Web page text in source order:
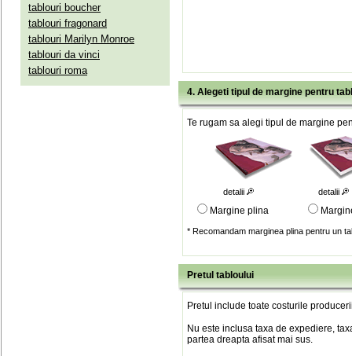
tablouri boucher
tablouri fragonard
tablouri Marilyn Monroe
tablouri da vinci
tablouri roma
4. Alegeti tipul de margine pentru
Te rugam sa alegi tipul de margine
detalii detalii
Margine plina
* Recomandam marginea plina pentru un
Pretul tabloului
Pretul include toate costurile
Nu este inclusa taxa de expediere,
partea dreapta afisat mai sus.